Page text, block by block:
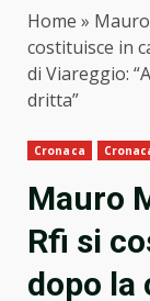
Home »
costituisce in
di Viareggio:
dritta”
Cronaca
Mauro
Rfi si
dopo la